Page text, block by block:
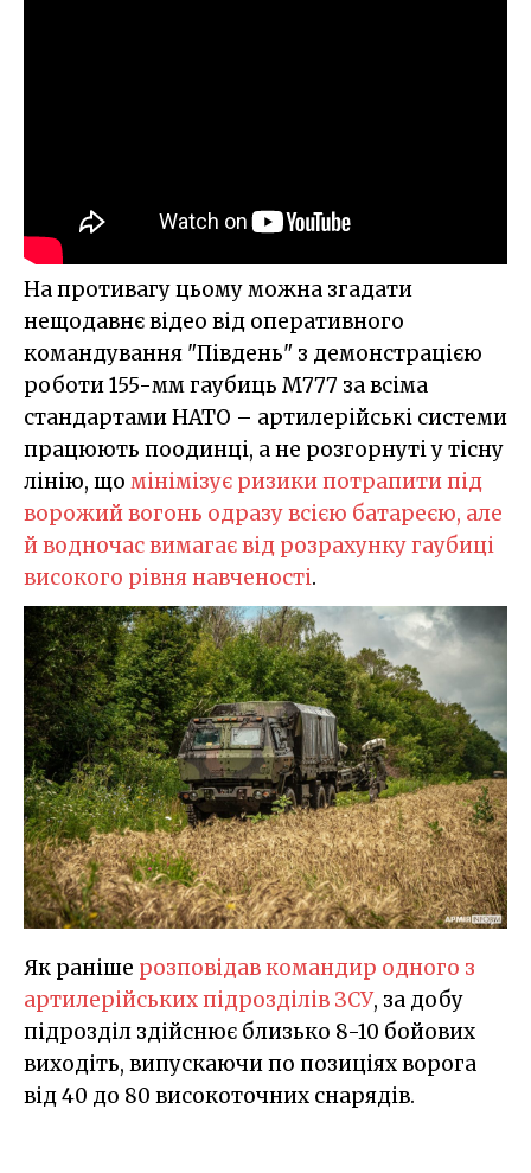
На противагу цьому можна згадати
нещодавнє відео від оперативного
командування "Південь" з демонстрацією
роботи 155-мм гаубиць M777 за всіма
стандартами НАТО – артилерійські системи
працюють поодинці, а не розгорнуті у тісну
лінію, що мінімізує ризики потрапити під
ворожий вогонь одразу всією батареєю, але
й водночас вимагає від розрахунку гаубиці
високого рівня навченості.
Як раніше розповідав командир одного з
артилерійських підрозділів ЗСУ, за добу
підрозділ здійснює близько 8-10 бойових
виходіть, випускаючи по позиціях ворога
від 40 до 80 високоточних снарядів.